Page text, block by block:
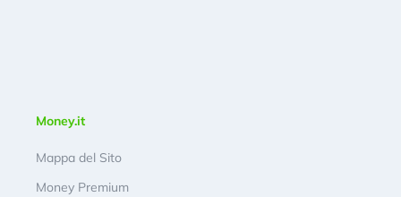
Money.it
Mappa del Sito
Money Premium